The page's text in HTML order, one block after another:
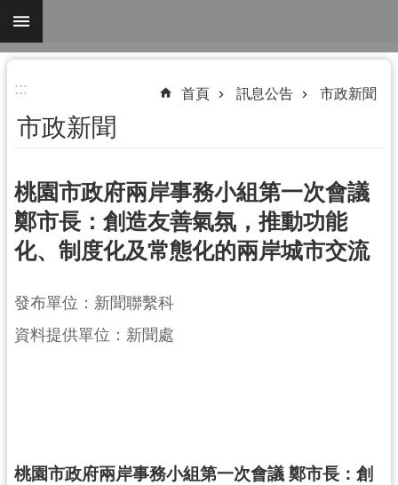
跳到主要內容區塊
進
搜
尋
關
於
們
機
務
::: 首頁 訊息公告 市政新聞
市政新聞
桃園市政府兩岸事務小組第一次會議
鄭市長：創造友善氣氛，推動功能
化、制度化及常態化的兩岸城市交流
發布單位：新聞聯繫科
資料提供單位：新聞處
桃園市政府兩岸事務小組第一次會議 鄭市長：創